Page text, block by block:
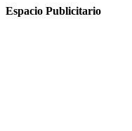
Espacio Publicitario